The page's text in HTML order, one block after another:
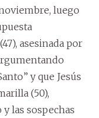
luego
asesinada por
y que Jesús
(50),
las sospechas